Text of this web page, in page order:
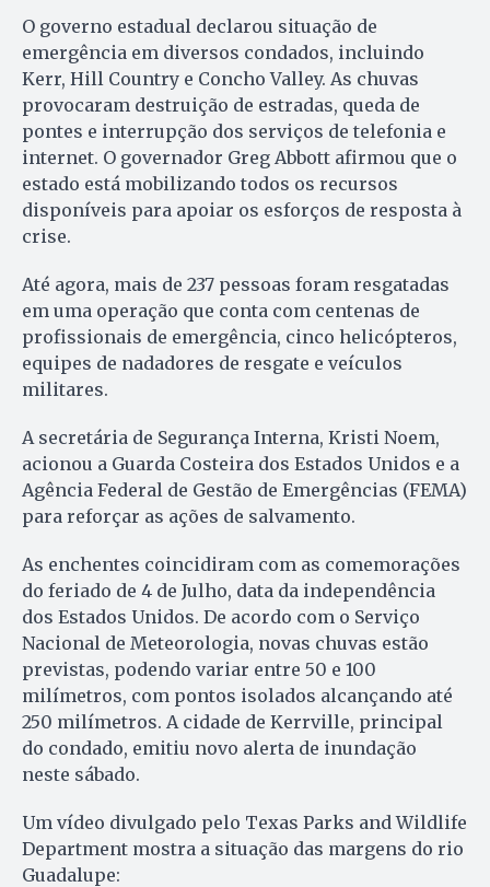
O governo estadual declarou situação de
emergência em diversos condados, incluindo
Kerr, Hill Country e Concho Valley. As chuvas
provocaram destruição de estradas, queda de
pontes e interrupção dos serviços de telefonia e
internet. O governador Greg Abbott afirmou que o
estado está mobilizando todos os recursos
disponíveis para apoiar os esforços de resposta à
crise.
Até agora, mais de 237 pessoas foram resgatadas
em uma operação que conta com centenas de
profissionais de emergência, cinco helicópteros,
equipes de nadadores de resgate e veículos
militares.
A secretária de Segurança Interna, Kristi Noem,
acionou a Guarda Costeira dos Estados Unidos e a
Agência Federal de Gestão de Emergências (FEMA)
para reforçar as ações de salvamento.
As enchentes coincidiram com as comemorações
do feriado de 4 de Julho, data da independência
dos Estados Unidos. De acordo com o Serviço
Nacional de Meteorologia, novas chuvas estão
previstas, podendo variar entre 50 e 100
milímetros, com pontos isolados alcançando até
250 milímetros. A cidade de Kerrville, principal
do condado, emitiu novo alerta de inundação
neste sábado.
Um vídeo divulgado pelo Texas Parks and Wildlife
Department mostra a situação das margens do rio
Guadalupe: